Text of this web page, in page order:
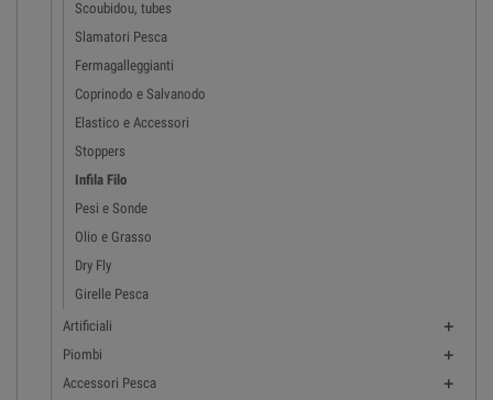
Scoubidou, tubes
Slamatori Pesca
Fermagalleggianti
Coprinodo e Salvanodo
Elastico e Accessori
Stoppers
Infila Filo
Pesi e Sonde
Olio e Grasso
Dry Fly
Girelle Pesca
Artificiali

Piombi 
Accessori Pesca 